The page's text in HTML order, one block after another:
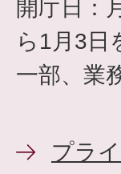
開庁日：
ら1月3日
一部、業
プラ